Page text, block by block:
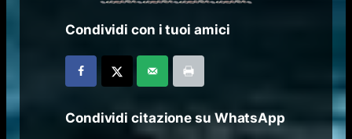
Condividi con i tuoi amici
Condividi citazione su WhatsApp